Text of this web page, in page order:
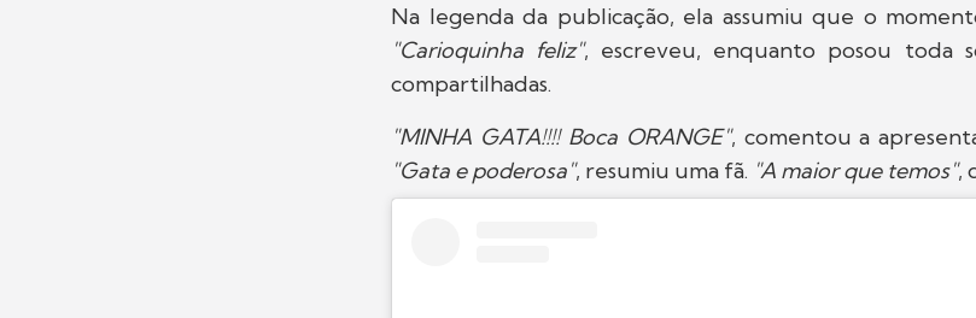
Na legenda da publicação, ela assumiu que o
"Carioquinha feliz", escreveu, enquanto posou toda
compartilhadas.
"MINHA GATA!!!! Boca ORANGE", comentou a
"Gata e poderosa", resumiu uma fã. "A maior que temos",